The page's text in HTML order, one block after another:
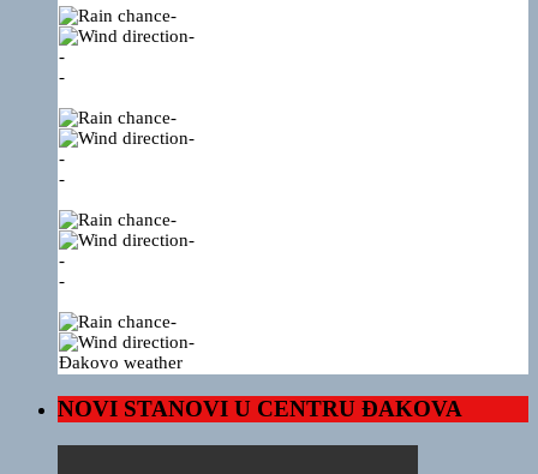
-
-
-
-
-
-
-
-
-
-
-
-
-
-
Đakovo weather
NOVI STANOVI U CENTRU ĐAKOVA